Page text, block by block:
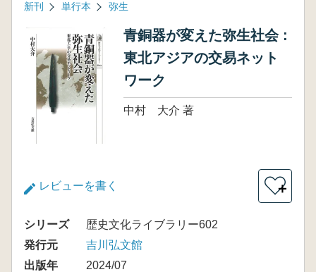
新刊 単行本 弥生
青銅器が変えた弥生社会 :
東北アジアの交易ネット
ワーク
中村 大介 著
レビューを書く ＋
シリーズ
歴史文化ライブラリー602
発行元
吉川弘文館
出版年
2024/07